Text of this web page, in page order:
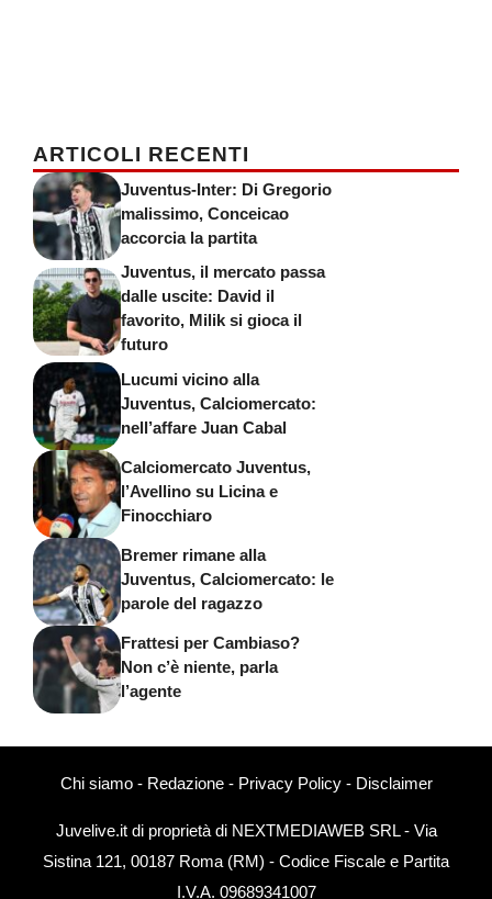
ARTICOLI RECENTI
Juventus-Inter: Di Gregorio
malissimo, Conceicao
accorcia la partita
Juventus, il mercato passa
dalle uscite: David il
favorito, Milik si gioca il
futuro
Lucumi vicino alla
Juventus, Calciomercato:
nell’affare Juan Cabal
Calciomercato Juventus,
l’Avellino su Licina e
Finocchiaro
Bremer rimane alla
Juventus, Calciomercato: le
parole del ragazzo
Frattesi per Cambiaso?
Non c’è niente, parla
l’agente
Chi siamo- Redazione- Privacy Policy- Disclaimer
Juvelive.it di proprietà di NEXTMEDIAWEB SRL - Via
Sistina 121, 00187 Roma (RM) - Codice Fiscale e Partita
I.V.A. 09689341007